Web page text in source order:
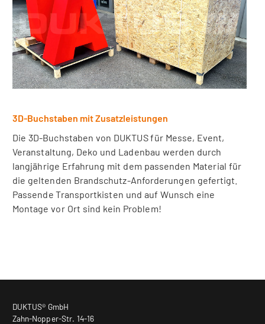
3D-Buchstaben mit Zusatzleistungen
Die 3D-Buchstaben von DUKTUS für Messe, Event,
Veranstaltung, Deko und Ladenbau werden durch
langjährige Erfahrung mit dem passenden Material für
die geltenden Brandschutz-Anforderungen gefertigt.
Passende Transportkisten und auf Wunsch eine
Montage vor Ort sind kein Problem!
DUKTUS® GmbH
Zahn-Nopper-Str. 14-16